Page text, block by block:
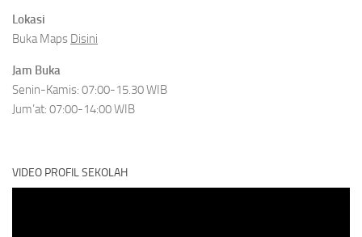
Lokasi
Buka Maps Disini
Jam Buka
Senin-Kamis: 07:00-15.30 WIB
Jum’at: 07:00-14:00 WIB
VIDEO PROFIL SEKOLAH